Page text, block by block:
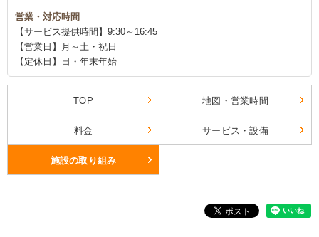
営業・対応時間
【サービス提供時間】9:30～16:45
【営業日】月～土・祝日
【定休日】日・年末年始
TOP 地図・営業時間
料金 サービス・設備
施設の取り組み